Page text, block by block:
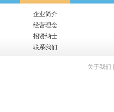
企业简介
经营理念
招贤纳士
联系我们
关于我们